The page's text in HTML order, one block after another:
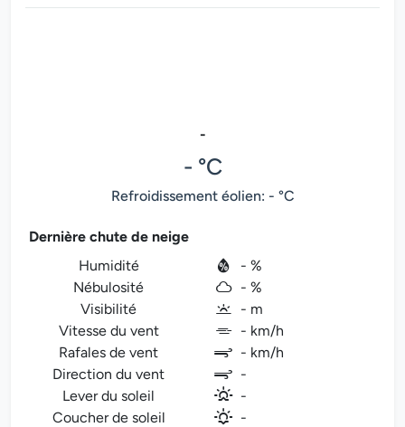
-
- °C
Refroidissement éolien: - °C
Dernière chute de neige
Humidité
- %
Nébulosité
- %
Visibilité
- m
Vitesse du vent
- km/h
Rafales de vent
- km/h
Direction du vent
-
Lever du soleil
-
Coucher de soleil
-